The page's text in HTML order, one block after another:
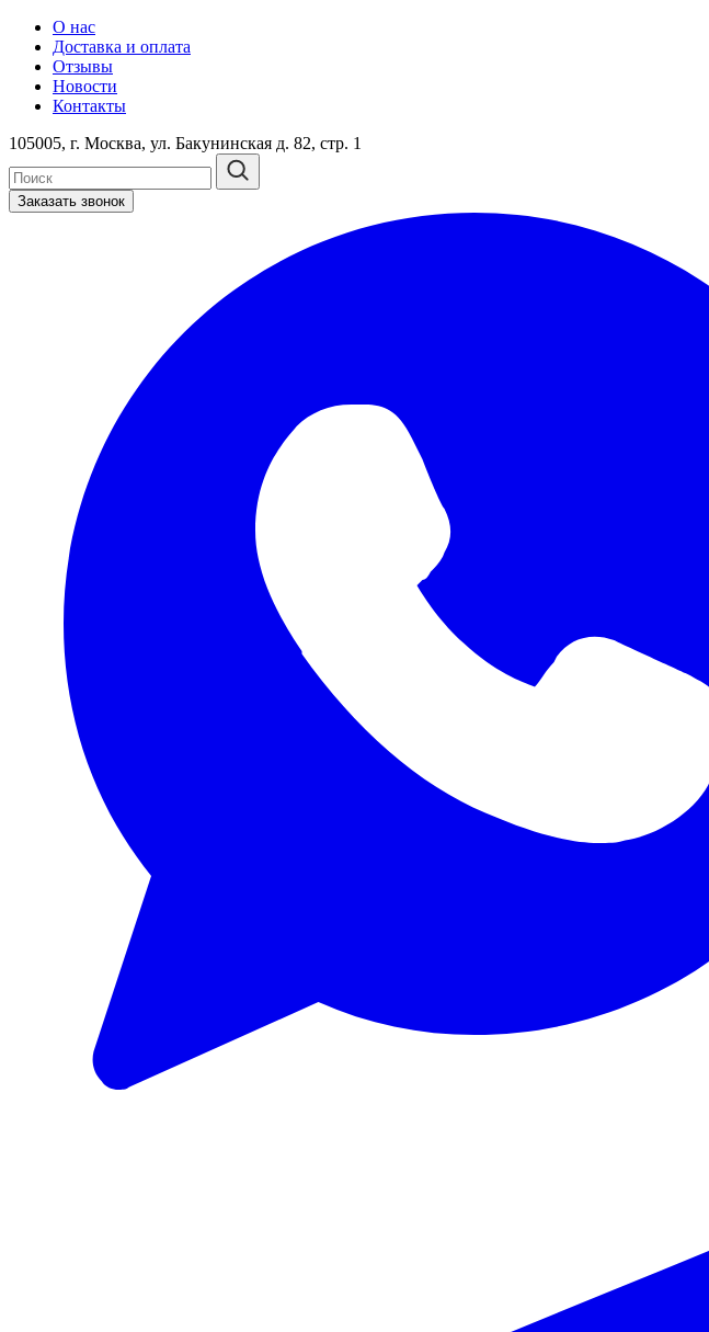
О нас
Доставка и оплата
Отзывы
Новости
Контакты
105005, г. Москва, ул. Бакунинская д. 82, стр. 1
Заказать звонок